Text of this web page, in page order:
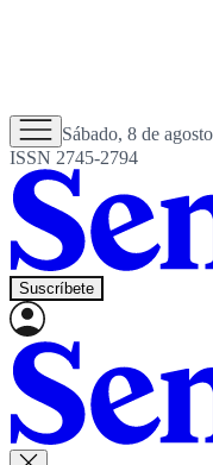
Sábado, 8 de
ISSN 2745-2794
Suscríbete